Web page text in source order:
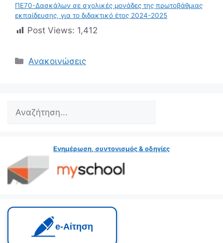
ΠΕ70-Δασκάλων σε σχολικές μονάδες της πρωτοβάθμιας
εκπαίδευσης, για το διδακτικό έτος 2024-2025
Post Views: 1,412
Κατηγορίες
Ανακοινώσεις
Search
Ενημέρωση, συντονισμός & οδηγίες
e‑Αίτηση